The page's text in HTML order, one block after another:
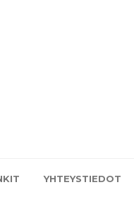
YHTEYSTIEDOT